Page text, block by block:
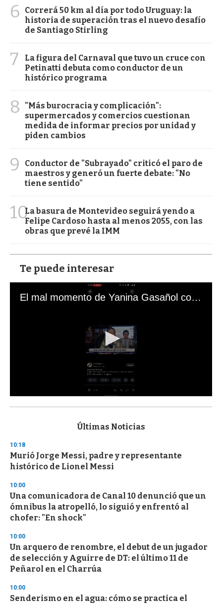
6
Correrá 50 km al día por todo Uruguay: la
historia de superación tras el nuevo desafío
de Santiago Stirling
7
La figura del Carnaval que tuvo un cruce con
Petinatti debuta como conductor de un
histórico programa
8
"Más burocracia y complicación":
supermercados y comercios cuestionan
medida de informar precios por unidad y
piden cambios
9
Conductor de "Subrayado" criticó el paro de
maestros y generó un fuerte debate: "No
tiene sentido"
10La basura de Montevideo seguirá yendo a
Felipe Cardoso hasta al menos 2055, con las
obras que prevé la IMM
Te puede interesar
El mal momento de Yanina Gasañol con un hincha argentino en "Subrayado"
s
d
s
o
f
3
s
e
c
o
d
s
Últimas Noticias
10:18
Murió Jorge Messi, padre y representante
histórico de Lionel Messi
10:00
Una comunicadora de Canal 10 denunció que un
ómnibus la atropelló, lo siguió y enfrentó al
chofer: "En shock"
10:00
Un arquero de renombre, el debut de un jugador
de selección y Aguirre de DT: el último 11 de
Peñarol en el Charrúa
10:00
Senderismo en el agua: cómo se practica el